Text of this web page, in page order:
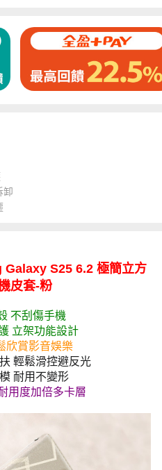
卸
S25 6.2 極簡立方
皮套-粉
不刮傷手機
立架功能設計
欣賞影音娛樂
輕鬆滑控避反光
耐用不變形
用度加倍多卡層